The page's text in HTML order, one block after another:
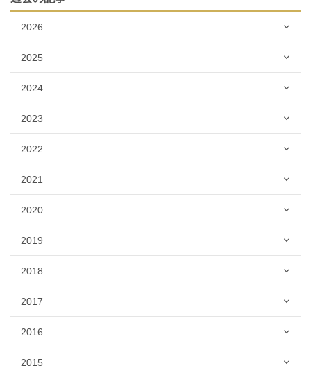
2026
2025
2024
2023
2022
2021
2020
2019
2018
2017
2016
2015